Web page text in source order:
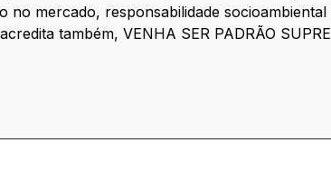
mercado, responsabilidade
também, VENHA SER PADRÃO